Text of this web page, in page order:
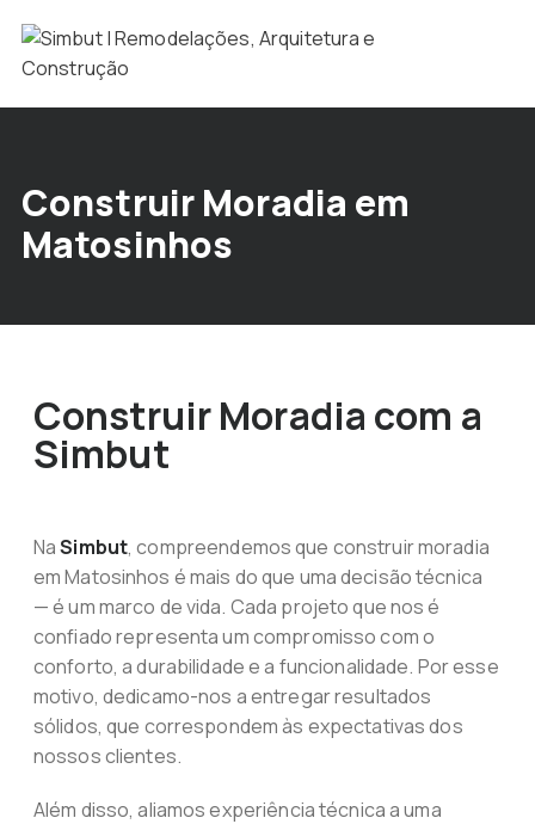
Construir Moradia em
Matosinhos
Construir Moradia com a
Simbut
NaSimbut, compreendemos que construir moradia
em Matosinhos é mais do que uma decisão técnica
— é um marco de vida. Cada projeto que nos é
confiado representa um compromisso com o
conforto, a durabilidade e a funcionalidade. Por esse
motivo, dedicamo-nos a entregar resultados
sólidos, que correspondem às expectativas dos
nossos clientes.
Além disso, aliamos experiência técnica a uma